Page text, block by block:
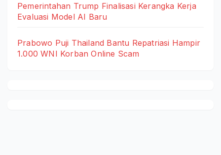
Pemerintahan Trump Finalisasi Kerangka Kerja
Evaluasi Model AI Baru
Prabowo Puji Thailand Bantu Repatriasi Hampir
1.000 WNI Korban Online Scam